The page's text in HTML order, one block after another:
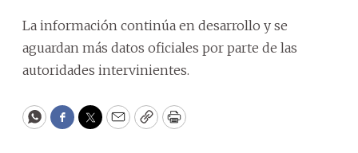
La información continúa en desarrollo y se
aguardan más datos oficiales por parte de las
autoridades intervinientes.
WhatsApp
Facebook
Twitter
EmailCopyPrint